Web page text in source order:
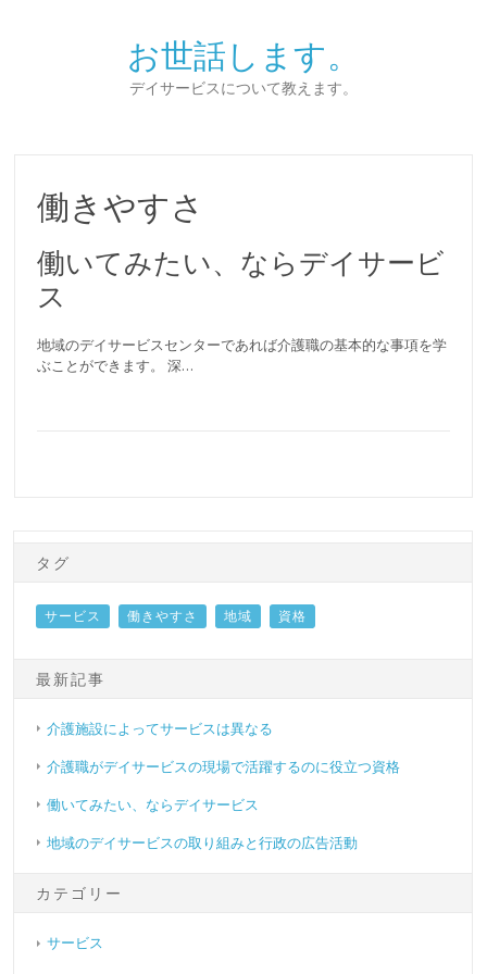
お世話します。
デイサービスについて教えます。
働きやすさ
働いてみたい、ならデイサービ
ス
地域のデイサービスセンターであれば介護職の基本的な事項を学
ぶことができます。 深…
タグ
サービス 働きやすさ 地域 資格
最新記事
介護施設によってサービスは異なる
介護職がデイサービスの現場で活躍するのに役立つ資格
働いてみたい、ならデイサービス
地域のデイサービスの取り組みと行政の広告活動
カテゴリー
サービス